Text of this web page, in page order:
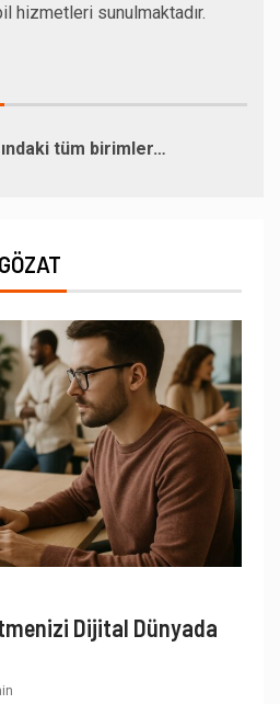
hizmetleri sunulmaktadır.
tüm birimler…
Dijital Dünyada